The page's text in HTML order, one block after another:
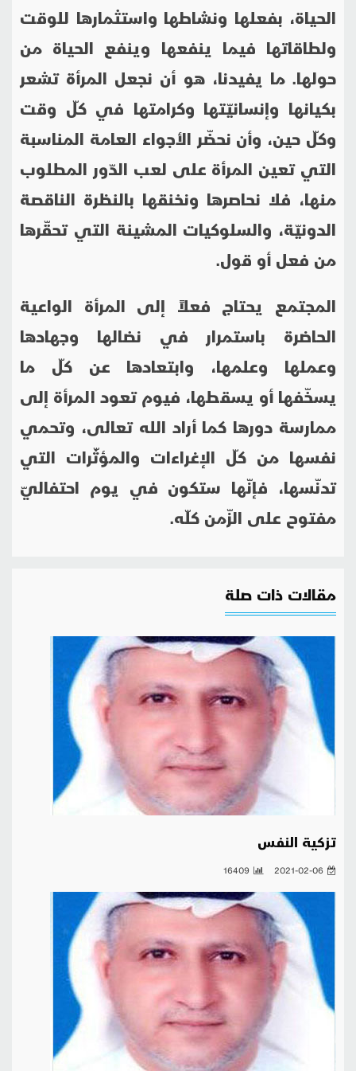
الحياة، بفعلها ونشاطها واستثمارها للوقت
ولطاقاتها فيما ينفعها وينفع الحياة من
حولها. ما يفيدنا، هو أن نجعل المرأة تشعر
بكيانها وإنسانيّتها وكرامتها في كلّ وقت
وكلّ حين، وأن نحضّر الأجواء العامة المناسبة
التي تعين المرأة على لعب الدّور المطلوب
منها، فلا نحاصرها ونخنقها بالنظرة الناقصة
الدونيّة، والسلوكيات المشينة التي تحقّرها
من فعل أو قول.
المجتمع يحتاج فعلاً إلى المرأة الواعية
الحاضرة باستمرار في نضالها وجهادها
وعملها وعلمها، وابتعادها عن كلّ ما
يسخّفها أو يسقطها، فيوم تعود المرأة إلى
ممارسة دورها كما أراد الله تعالى، وتحمي
نفسها من كلّ الإغراءات والمؤثّرات التي
تدنّسها، فإنّها ستكون في يوم احتفاليّ
مفتوح على الزّمن كلّه.
مقالات ذات صلة
تزكية النفس
2021-02-06
16409